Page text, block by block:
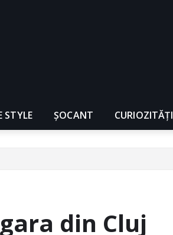
STYLE ȘOCANT CURIOZITĂȚI
din Cluj